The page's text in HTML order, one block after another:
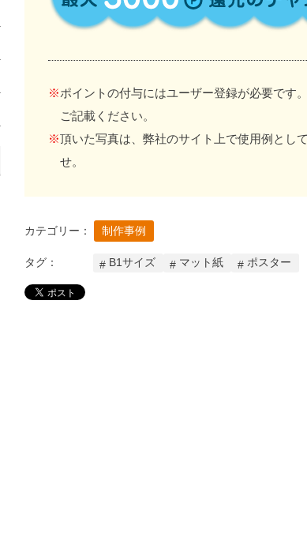
※ポイントの付与にはユーザー登録が必要です
ご記載ください。
※頂いた写真は、弊社のサイト上で使用例とし
せ。
カテゴリー： 制作事例
タグ： B1サイズ マット紙 ポスター